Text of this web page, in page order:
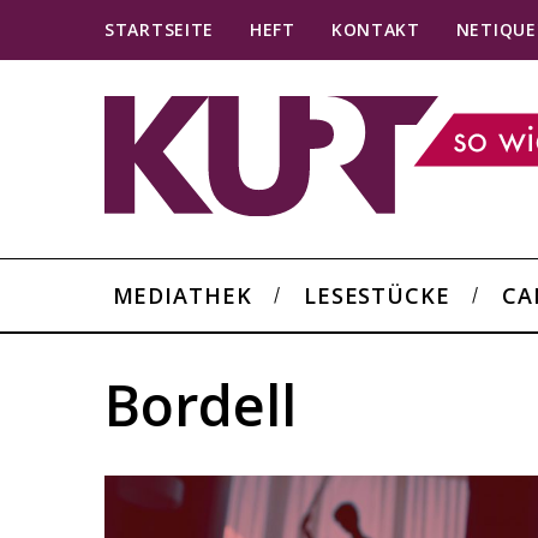
STARTSEITE HEFT KONTAKT
MEDIATHEK LESESTÜCKE
Bordell